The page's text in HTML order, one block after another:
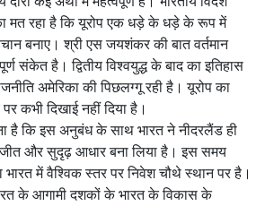
मत रहा है कि यूरोप एक धड़े के धड़े के रूप में
बनाए। श्री एस जयशंकर की बात वर्तमान
संकेत है। द्वितीय विश्वयुद्ध के बाद का इतिहास
अमेरिका की पिछलग्गू रही है। यूरोप का
कभी दिखाई नहीं दिया है।
कि इस अनुबंध के साथ भारत ने नीदरलैंड ही
जीत और सुदृढ़ आधार बना लिया है। इस समय
में वैश्विक स्तर पर निवेश चौथे स्थान पर है।
के आगामी दशकों के भारत के विकास के